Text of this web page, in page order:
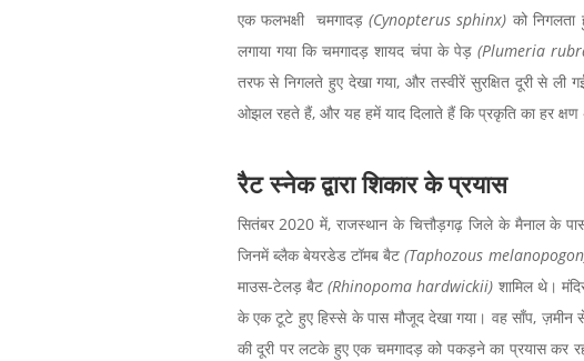
एक फलभक्षी चमगादड़(Cynopterus sphinx) को
लगाया गया कि चमगादड़ शायद चंपा के पेड़(Plumeria
तरफ से निगलते हुए देखा गया, और तस्वीरें सुरक्षित दूरी से
ओझल रहते हैं, और यह हमें याद दिलाते हैं कि प्रकृति का हर
रैट स्नेक द्वारा शिकार के प्रयास
सितंबर 2020 में, राजस्थान के चित्तौड़गढ़ जिले के मैनाल के
जिनमें ब्लैक बेयरडेड टॉमब बैट(Taphozous
माउस-टेलड़ बैट(Rhinopoma hardwickii) शामिल थे।
के एक टूटे हुए हिस्से के पास मौजूद देखा गया। वह साँप,
की दूरी पर लटके हुए एक चमगादड़ को पकड़ने का प्रयास कर